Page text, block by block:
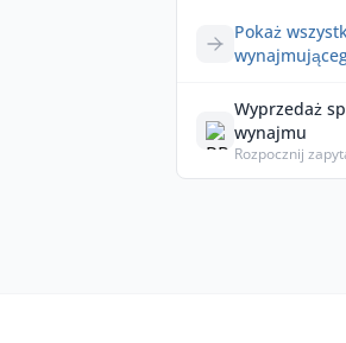
Pokaż
Wyprzedaż
wynajmu
Rozpocznij